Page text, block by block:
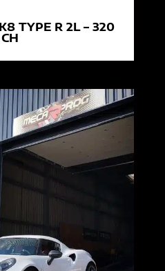
TYPE R 2L – 320
CH